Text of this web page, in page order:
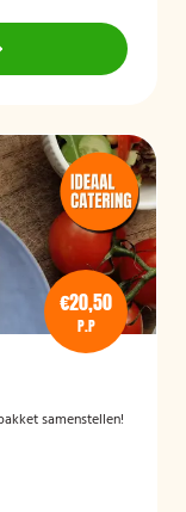
€20,50
P.P
samenstellen!